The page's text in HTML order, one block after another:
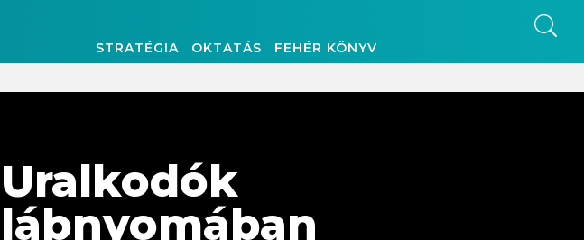
STRATÉGIA OKTATÁS FEHÉR KÖNYV
Uralkodók
lábnyomában